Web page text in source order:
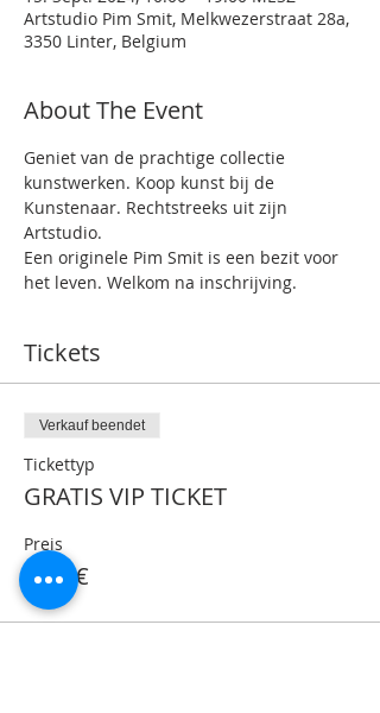
Artstudio Pim Smit, Melkwezerstraat 28a,
3350 Linter, Belgium
About The Event
Geniet van de prachtige collectie
kunstwerken. Koop kunst bij de
Kunstenaar. Rechtstreeks uit zijn
Artstudio.
Een originele Pim Smit is een bezit voor
het leven. Welkom na inschrijving.
Tickets
Verkauf beendet
Tickettyp
GRATIS VIP TICKET
Preis
0,00 €